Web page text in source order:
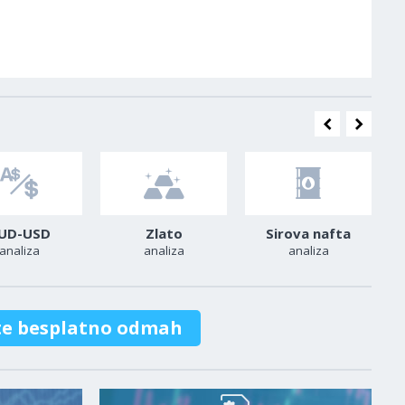
USD
analiza
Zlato
analiza
Sirova nafta
analiza
besplatno odmah